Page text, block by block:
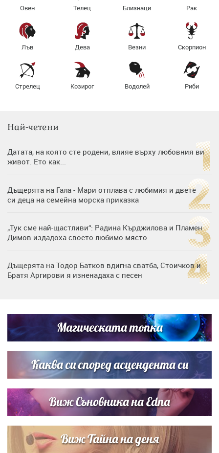
Овен Телец Близнаци Рак
Лъв Дева Везни Скорпион
Стрелец Козирог Водолей Риби
Най-четени
Датата, на която сте родени, влияе върху любовния ви
живот. Ето как...
Дъщерята на Гала - Мари отплава с любимия и двете
си деца на семейна морска приказка
„Тук сме най-щастливи“: Радина Кърджилова и Пламен
Димов издадоха своето любимо място
Дъщерята на Тодор Батков вдигна сватба, Стоичков и
Братя Аргирови я изненадаха с песен
Списъкът е ясен: Джей Ло и Риана във ВИП гостите на
сватбата на Роналдо
Магическата топка
Каква си според асцендента си
Виж Съновника на Edna
Виж Тайна на деня